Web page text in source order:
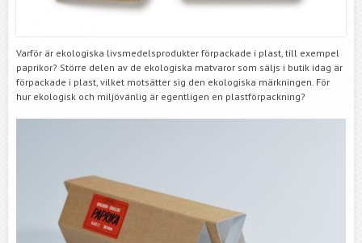
Varför är ekologiska livsmedelsprodukter förpackade i plast, till exempel
paprikor? Större delen av de ekologiska matvaror som säljs i butik idag är
förpackade i plast, vilket motsätter sig den ekologiska märkningen. För
hur ekologisk och miljövänlig är egentligen en plastförpackning?